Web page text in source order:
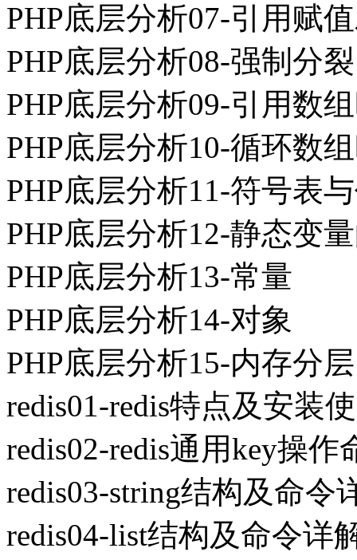
PHP底层分析07-引用赋
PHP底层分析08-强制分裂
PHP底层分析09-引用数
PHP底层分析10-循环数
PHP底层分析11-符号表
PHP底层分析12-静态变
PHP底层分析13-常量
PHP底层分析14-对象
PHP底层分析15-内存分层
redis01-redis特点及安装
redis02-redis通用key操作
redis03-string结构及命令
redis04-list结构及命令详